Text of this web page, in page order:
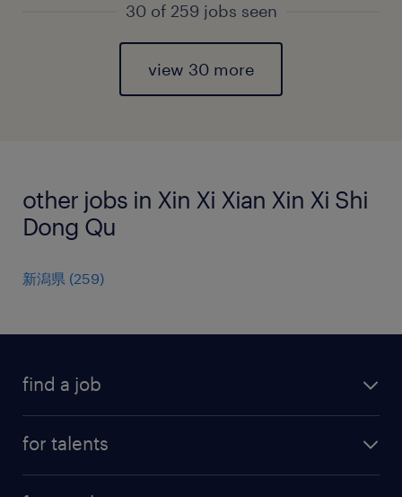
30 of 259 jobs seen
view 30 more
other jobs in Xin Xi Xian Xin Xi Shi
Dong Qu
新潟県 (259)
find a job
for talents